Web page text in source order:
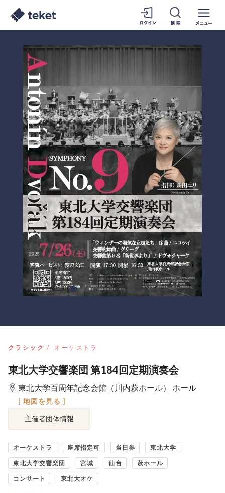
クラシック オーケストラ
東北大学交響楽団 第184回定期演奏会
東北大学百周年記念会館（川内萩ホール） ホール
[ 地図を見る ]
主催者団体情報
オーケストラ 座席指定可 当日券 東北大学
東北大学交響楽団 宮城 仙台 萩ホール
コンサート 東北大オケ